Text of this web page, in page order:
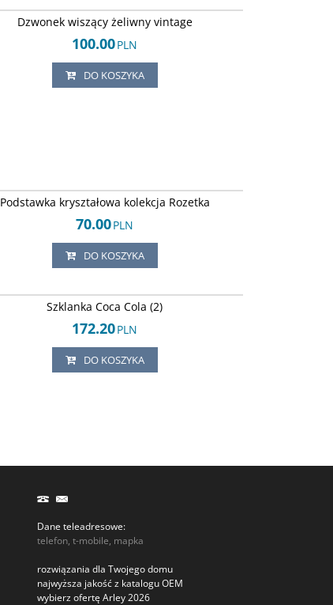
Dzwonek wiszący żeliwny vintage
100.00PLN
DO KOSZYKA
Podstawka kryształowa kolekcja Rozetka
70.00PLN
DO KOSZYKA
Szklanka Coca Cola (2)
172.20PLN
DO KOSZYKA
Dane teleadresowe:
telefon, t-mobile, mapka
rozwiązania dla Twojego domu
najwyższa jakość z katalogu OEM
wybierz ofertę Arley 2026